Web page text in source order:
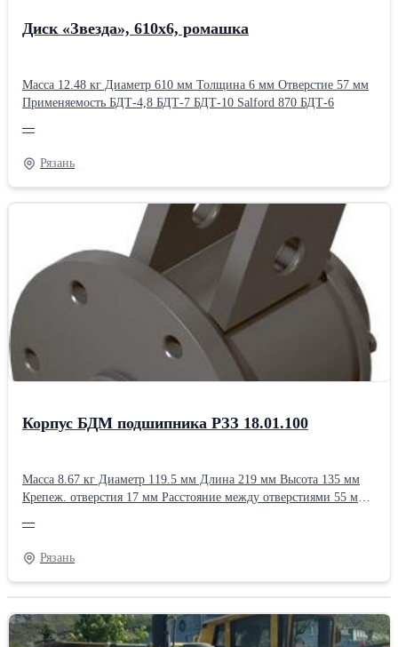
Диск «Звезда», 610х6, ромашка
Масса 12.48 кг Диаметр 610 мм Толщина 6 мм Отверстие 57 мм
Применяемость БДТ-4,8 БДТ-7 БДТ-10 Salford 870 БДТ-6
—
Рязань
Корпус БДМ подшипника РЗЗ 18.01.100
Масса 8.67 кг Диаметр 119.5 мм Длина 219 мм Высота 135 мм
Крепеж. отверстия 17 мм Расстояние между отверстиями 55 мм
БДП-6х4МТМ БДП-8х4МТ БДП-8х4МТМ БДН-2,4х2 БДП-3,2х2
БДП-4х2 БДП-6х2 БДП-8х2
—
Рязань